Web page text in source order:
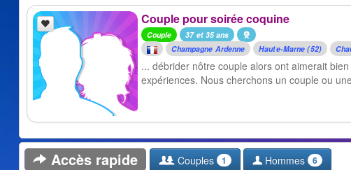
Couple pour soirée coquine
Couple
37 et 35 ans
Champagne Ardenne
Haute-Marne (52)
... débrider nôtre couple alors ont aimerait
expériences. Nous cherchons un couple ou
Accès rapide Couples 1 Hommes 6